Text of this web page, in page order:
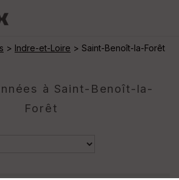
> Indre-et-Loire > Saint-Benoît-la-Forêt
à Saint-Benoît-la-
Forêt